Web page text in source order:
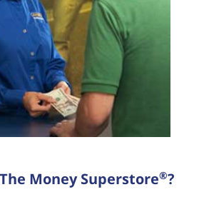
Money Superstore®?